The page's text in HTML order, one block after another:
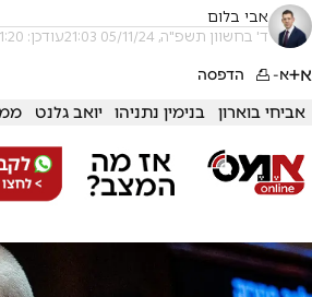
אבי בלום
ד' בחשוון תשפ"ה, 05/11/24 21:03 עודכן: 21:20
א+א- הדפסה
אביחי בוארון בנימין נתניהו יואב גלנט